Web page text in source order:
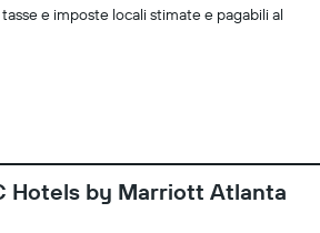
e imposte locali stimate e pagabili al
Hotels by Marriott Atlanta